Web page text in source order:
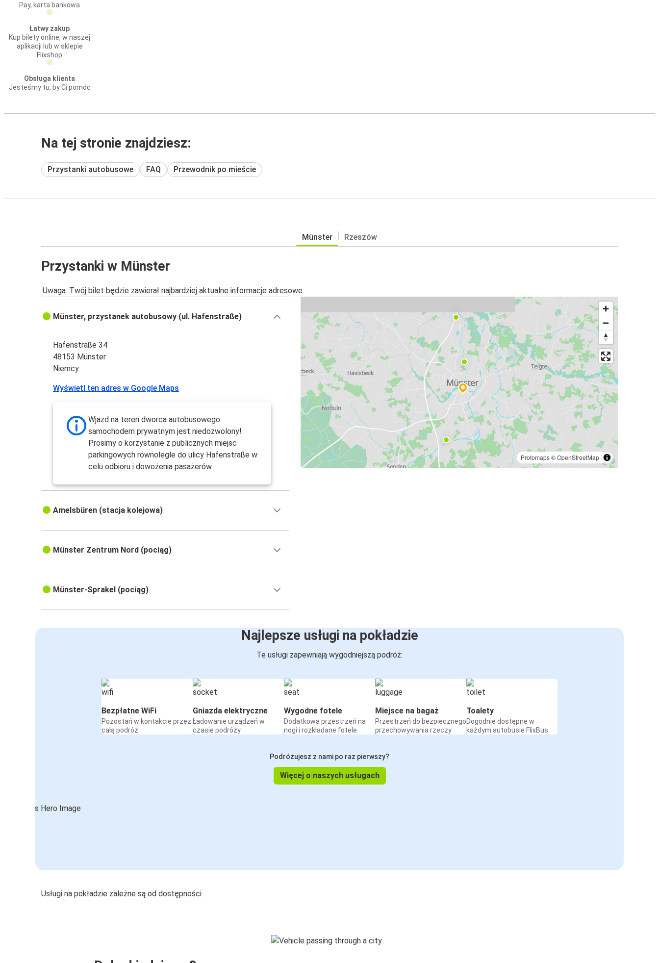
Pay, karta bankowa
Łatwy zakup
Kup bilety online, w naszej
aplikacji lub w sklepie
Flixshop
Obsługa klienta
Jesteśmy tu, by Ci pomóc
Na tej stronie znajdziesz:
Przystanki autobusowe FAQ Przewodnik po mieście
Münster Rzeszów
Przystanki w Münster
Uwaga: Twój bilet będzie zawierał najbardziej aktualne informacje adresowe.
Protomaps©OpenStreetMap
Münster, przystanek autobusowy (ul. Hafenstraße)
Hafenstraße 34
48153 Münster
Niemcy
Wyświetl ten adres w Google Maps
Wjazd na teren dworca autobusowego
samochodem prywatnym jest niedozwolony!
Prosimy o korzystanie z publicznych miejsc
parkingowych równolegle do ulicy Hafenstraße w
celu odbioru i dowożenia pasażerów.
Amelsbüren (stacja kolejowa)
Münster Zentrum Nord (pociąg)
Münster-Sprakel (pociąg)
Najlepsze usługi na pokładzie
Te usługi zapewniają wygodniejszą podróż:
Bezpłatne WiFi
Pozostań w kontakcie przez
całą podróż
Gniazda elektryczne
Ładowanie urządzeń w
czasie podróży
Wygodne fotele
Dodatkowa przestrzeń na
nogi i rozkładane fotele
Miejsce na bagaż
Przestrzeń do bezpiecznego
przechowywania rzeczy
Toalety
Dogodnie dostępne w
każdym autobusie FlixBus
Podróżujesz z nami po raz pierwszy?
Więcej o naszych usługach
Usługi na pokładzie zależne są od dostępności